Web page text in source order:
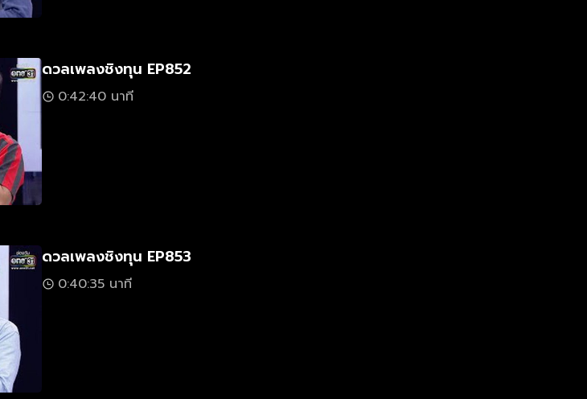
ดวลเพลงชิงทุน EP852
0:42:40 นาที
ดวลเพลงชิงทุน EP853
0:40:35 นาที